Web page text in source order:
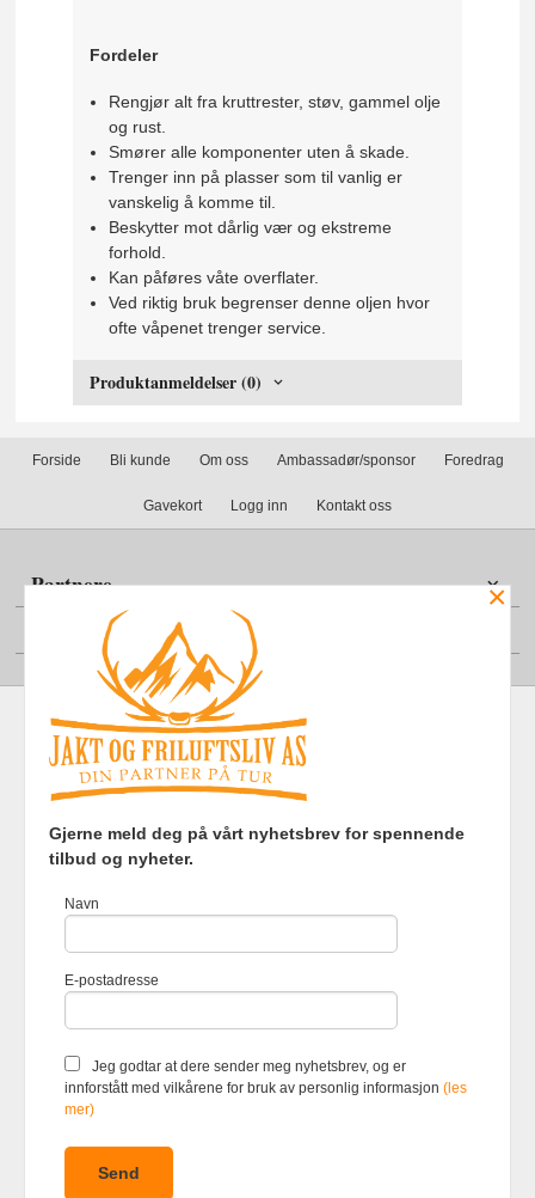
Fordeler
Rengjør alt fra kruttrester, støv, gammel olje
og rust.
Smører alle komponenter uten å skade.
Trenger inn på plasser som til vanlig er
vanskelig å komme til.
Beskytter mot dårlig vær og ekstreme
forhold.
Kan påføres våte overflater.
Ved riktig bruk begrenser denne oljen hvor
ofte våpenet trenger service.
Produktanmeldelser (0)
Forside Bli kunde Om oss Ambassadør/sponsor Foredrag
Gavekort Logg inn Kontakt oss
Partnere
Din konto
Frakt Kjøpsbetingelser Sikkerhet og personvern
Nyhetsbrev
Foretaksregisteret 920903363
du får en bedre kjøpsopplevelse og
bruker cookies hovedsaklig til å
hva du har puttet i handlekurven
din. Fortsett å bruke siden som
mer
×
Gjerne meld deg på vårt nyhetsbrev for spennende
tilbud og nyheter.
Navn
E-postadresse
Jeg godtar at dere sender meg nyhetsbrev, og er
innforstått med vilkårene for bruk av personlig informasjon(les
mer)